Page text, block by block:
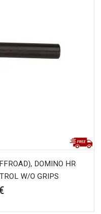
DOMINO HR
W/O GRIPS